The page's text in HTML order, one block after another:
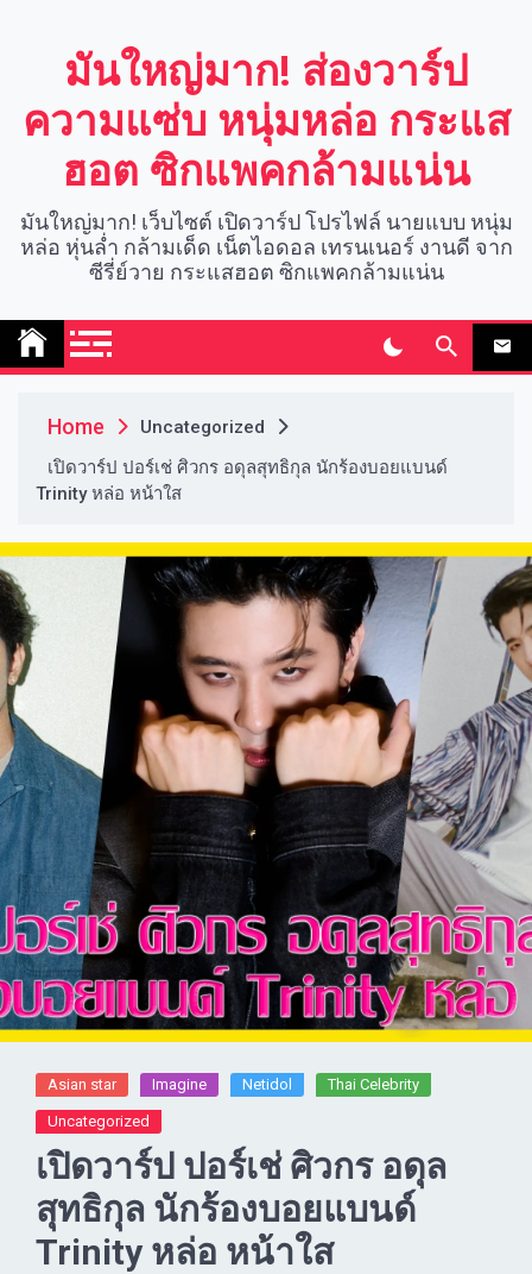
มันใหญ่มาก! ส่องวาร์ป
ความแซ่บ หนุ่มหล่อ กระแส
ฮอต ซิกแพคกล้ามแน่น
มันใหญ่มาก! เว็บไซต์ เปิดวาร์ป โปรไฟล์ นายแบบ หนุ่ม
หล่อ หุ่นล่ำ กล้ามเด็ด เน็ตไอดอล เทรนเนอร์ งานดี จาก
ซีรี่ย์วาย กระแสฮอต ซิกแพคกล้ามแน่น
Home
Uncategorized
เปิดวาร์ป ปอร์เช่ ศิวกร อดุลสุทธิกุล นักร้องบอยแบนด์
Trinity หล่อ หน้าใส
Asian star Imagine​ Netidol Thai Celebrity
Uncategorized
เปิดวาร์ป ปอร์เช่ ศิวกร อดุล
สุทธิกุล นักร้องบอยแบนด์
Trinity หล่อ หน้าใส